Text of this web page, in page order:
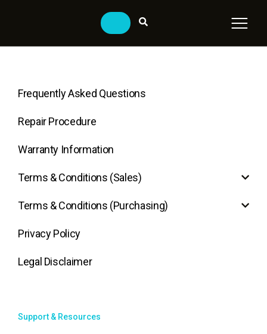
Frequently Asked Questions
Repair Procedure
Warranty Information
Terms & Conditions (Sales)
Terms & Conditions (Purchasing)
Privacy Policy
Legal Disclaimer
Support & Resources